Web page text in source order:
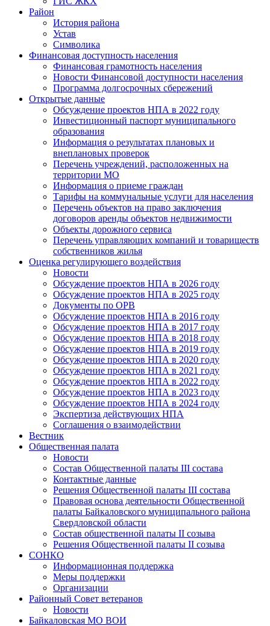
Район
История района
Устав
Символика
Финансовая доступность населения
Финансовая грамотность населения
Новости Финансовой доступности населения
Программа долгосрочных сбережений
Открытые данные
Обсуждение проектов НПА в 2022 году
Инвестиционный паспорт муниципального
образования
Информация о результатах плановых и
внеплановых проверок
Перечень учреждений, расположенных на
территории МО
Информация о приеме граждан
Тарифы на коммунальные услуги для населения
Перечень объектов на право заключения
договоров аренды объектов недвижимости
Объекты дорожного сервиса
Перечень управляющих компаний и товариществ
собственников жилья
Оценка регулирующего воздействия
Новости
Обсуждение проектов НПА в 2026 году
Обсуждение проектов НПА в 2025 году
Документы по ОРВ
Обсуждение проектов НПА в 2016 году
Обсуждение проектов НПА в 2017 году
Обсуждение проектов НПА в 2018 году
Обсуждение проектов НПА в 2019 году
Обсуждение проектов НПА в 2020 году
Обсуждение проектов НПА в 2021 году
Обсуждение проектов НПА в 2022 году
Обсуждение проектов НПА в 2023 году
Обсуждение проектов НПА в 2024 году
Экспертиза действующих НПА
Соглашения о взаимодействии
Вестник
Общественная палата
Новости
Состав Общественной палаты III состава
Контактные данные
Решения Общественной палаты III состава
Правовая основа деятельности Общественной
палаты Байкаловского муниципального района
Свердловской области
Состав общественной палаты II созыва
Решения Общественной палаты II созыва
СОНКО
Информационная поддержка
Меры поддержки
Организации
Районный Совет ветеранов
Новости
Байкаловская МО ВОИ